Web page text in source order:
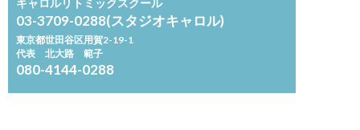
キャロルリトミックスクール
03-3709-0288(スタジオキャロル)
東京都世田谷区用賀2-19-1
代表 北大路 範子
080-4144-0288